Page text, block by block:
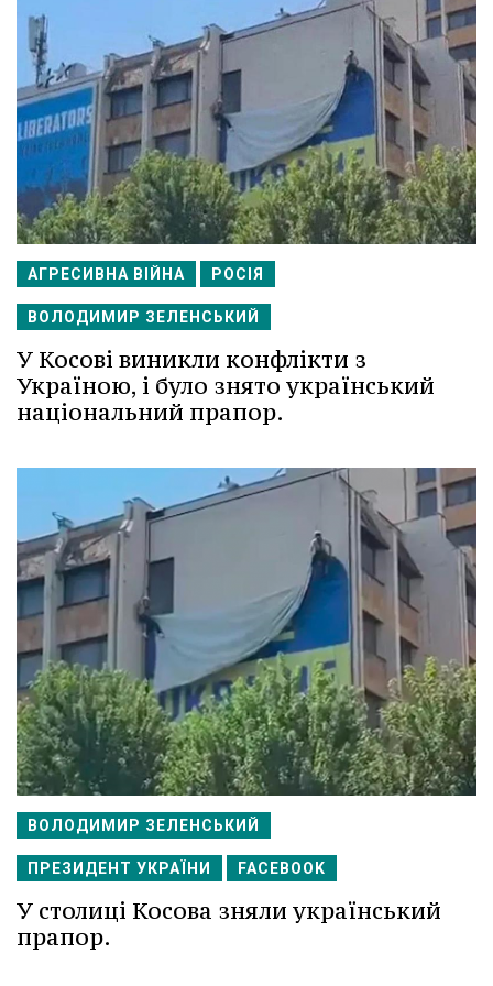
АГРЕСИВНА ВІЙНА РОСІЯ
ВОЛОДИМИР ЗЕЛЕНСЬКИЙ
У Косові виникли конфлікти з
Україною, і було знято український
національний прапор.
ВОЛОДИМИР ЗЕЛЕНСЬКИЙ
ПРЕЗИДЕНТ УКРАЇНИ FACEBOOK
У столиці Косова зняли український
прапор.